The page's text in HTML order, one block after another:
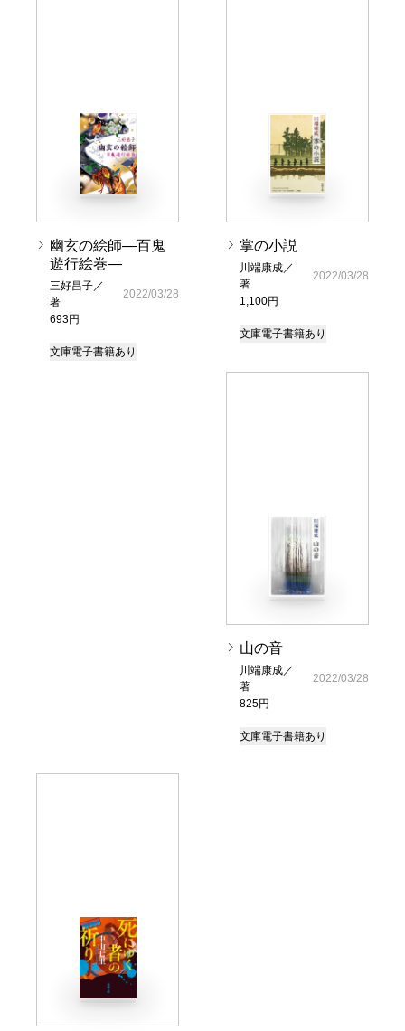
幽玄の絵師―百鬼
遊行絵巻―
三好昌子／
著
693円
2022/03/28
文庫電子書籍あり
掌の小説
川端康成／
著
1,100円
2022/03/28
文庫電子書籍あり
山の音
川端康成／
著
825円
2022/03/28
文庫電子書籍あり